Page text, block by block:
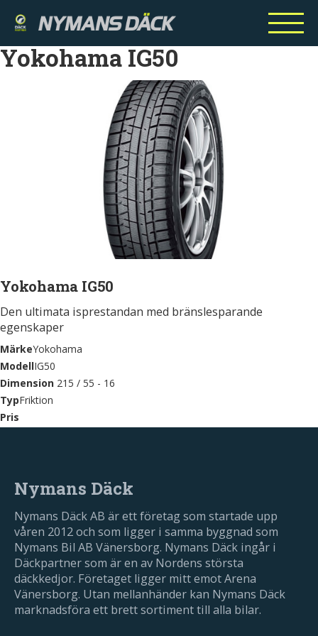
Yokohama IG50
Yokohama IG50
Den ultimata isprestandan med bränslesparande
egenskaper
MärkeYokohama
ModellIG50
Dimension 215 / 55 - 16
TypFriktion
Pris
Nymans Däck
Nymans Däck AB är ett företag som startade upp
våren 2012 och som ligger i samma byggnad som
Nymans Bil AB Vänersborg. Nymans Däck ingår i
Däckpartner som är en av Nordens största
däckkedjor. Företaget ligger mitt emot Arena
Vänersborg. Utan mellanhänder kan Nymans Däck
marknadsföra ett brett sortiment till alla bilar.